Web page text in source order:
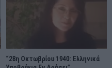
“28η Οκτωβρίου 1940: Ελληνικά